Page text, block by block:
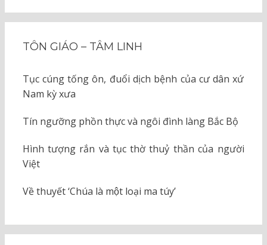
TÔN GIÁO – TÂM LINH
Tục cúng tống ôn, đuổi dịch bệnh của cư dân xứ
Nam kỳ xưa
Tín ngưỡng phồn thực và ngôi đình làng Bắc Bộ
Hình tượng rắn và tục thờ thuỷ thần của người
Việt
Về thuyết ‘Chúa là một loại ma túy’